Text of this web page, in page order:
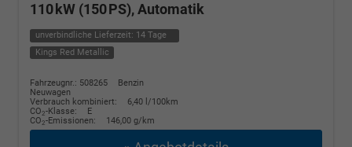
110 kW (150 PS), Automatik
unverbindliche Lieferzeit: 14 Tage
Kings Red Metallic
Fahrzeugnr.: 508265
Benzin
Neuwagen
Verbrauch kombiniert:
6,40 l/100km
CO2-Klasse:
E
CO2-Emissionen: 146,00 g/km